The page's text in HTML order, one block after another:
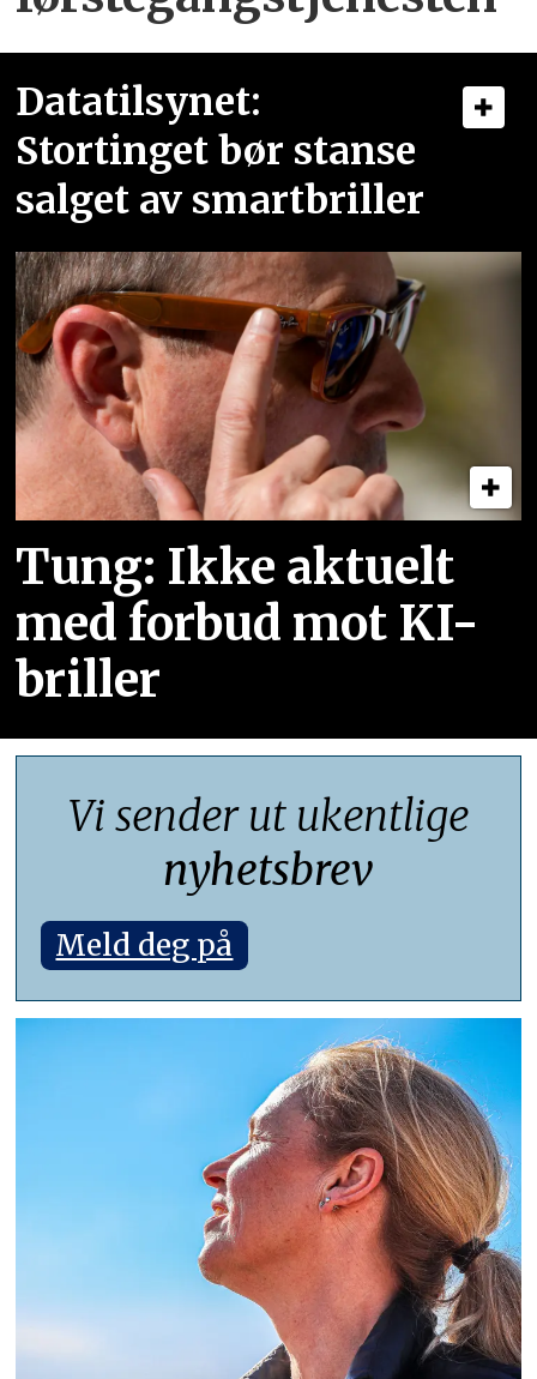
Datatilsynet:
Stortinget bør stanse
salget av smartbriller
Tung: Ikke aktuelt
med forbud mot KI-
briller
Vi sender ut ukentlige
nyhetsbrev
Meld deg på